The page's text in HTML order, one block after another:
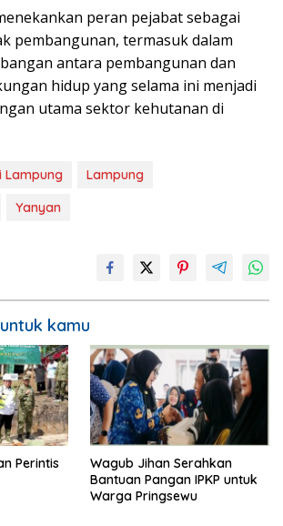
peran pejabat sebagai
pembangunan, termasuk dalam
antara pembangunan dan
hidup yang selama ini menjadi
utama sektor kehutanan di
Lampung
Lampung
Yanyan
kamu
Perintis
Wagub Jihan Serahkan
Bantuan Pangan IPKP untuk
Warga Pringsewu